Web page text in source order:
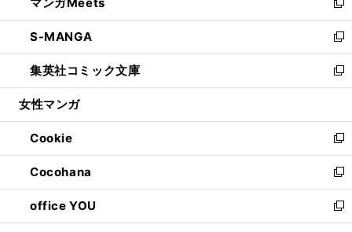
で
開
く
ド
ウ
で
開
く
ィ
ン
ド
ウ
で
開
い
ウ
ィ
ン
ド
ウ
開
く
新
し
い
ウ
ィ
ン
ウ
で
開
く
S-MANGA
新
し
い
ウ
ン
ド
ウ
で
開
く
集英社コミック文庫
新
し
ウ
ィ
ン
ド
ウ
で
開
女性マンガ
Cookie
新
し
い
ウ
ィ
ン
Cocohana
新
し
い
ウ
office YOU
新
し